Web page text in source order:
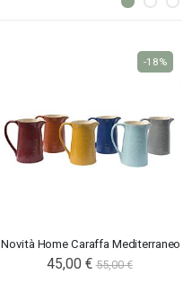
Novità Home Caraffa Mediterraneo
45,00 € 55,00 €
-18%